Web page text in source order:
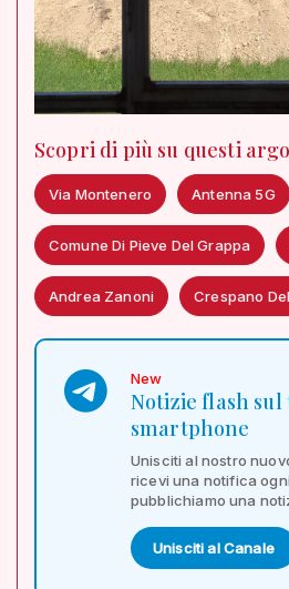
Scopri di più su questi
Via Montenero Antenna 5G
Comune Di Pieve Del Grappa
Andrea Zanoni Crespano
New
Notizie flash sul
smartphone
Unisciti al nostro
ricevi una notifica
pubblichiamo una
Unisciti al Canale